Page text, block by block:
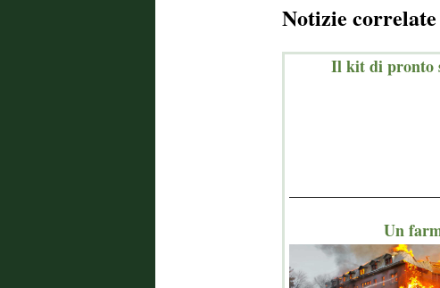
Notizie correlate
Il kit di pronto
Un